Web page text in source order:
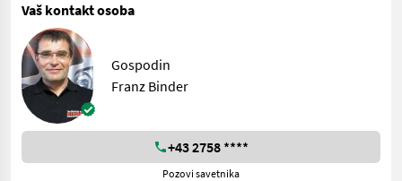
Vaš kontakt osoba
Gospodin
Franz Binder
+43 2758 ****
Pozovi savetnika